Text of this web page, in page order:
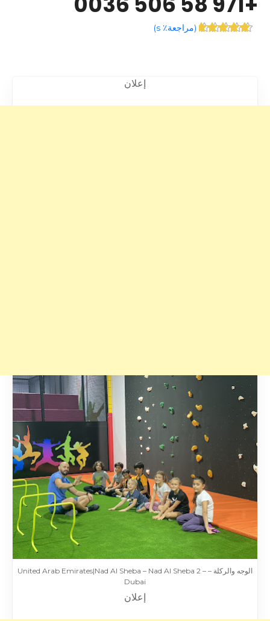
(مراجعة٪ s )
إعلان
الوجه والركلة – United Arab Emirates|Nad Al Sheba – Nad Al Sheba 2 –
Dubai
إعلان